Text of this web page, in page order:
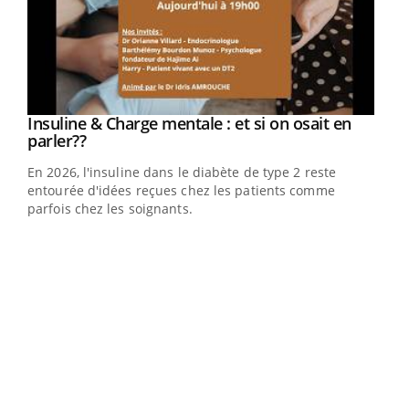
Youtube
Insuline & Charge mentale : et si on osait en
parler??Youtube
En 2026, l'insuline dans le diabète de type 2 reste
entourée d'idées reçues chez les patients comme
parfois chez les soignants.